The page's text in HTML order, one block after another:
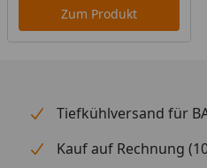
Zum Produkt
Tiefkühlversand für
Kauf auf Rechnung